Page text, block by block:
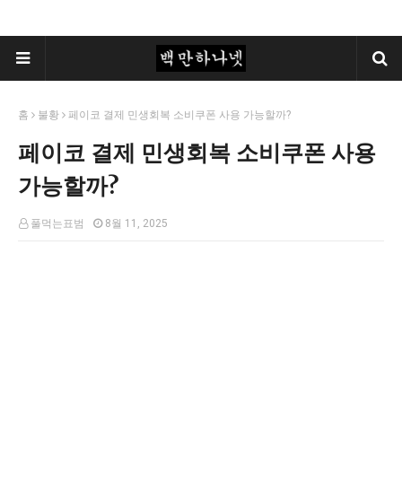
홈 불황 페이코 결제 민생회복 소비쿠폰 사용 가능할까?
페이코 결제 민생회복 소비쿠폰 사용
가능할까?
풀먹는표범 8월 11, 2025